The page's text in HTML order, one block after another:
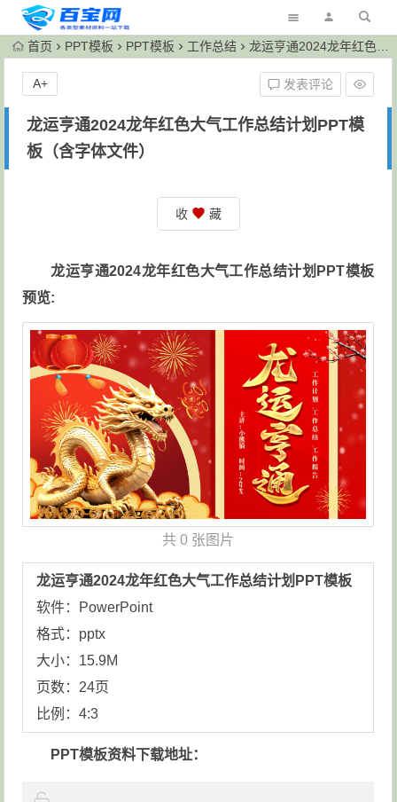
首页 PPT模板 PPT模板 工作总结 龙运亨通2024龙年红色大气工作总结计划PPT模板（含字体文件）
龙运亨通2024龙年红色大气工作总结计划PPT模
板（含字体文件）
发表评论
A+
收 藏
龙运亨通2024龙年红色大气工作总结计划PPT模板
预览:
共 0 张图片
龙运亨通2024龙年红色大气工作总结计划PPT模板
软件：PowerPoint
格式：pptx
大小：15.9M
页数：24页
比例：4:3
PPT模板资料下载地址：